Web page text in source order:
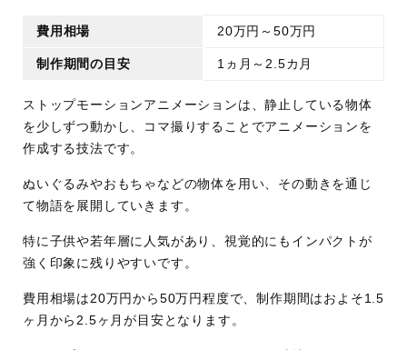
費用相場 20万円～50万円
制作期間の目安 1ヵ月～2.5カ月
ストップモーションアニメーションは、静止している物体
を少しずつ動かし、コマ撮りすることでアニメーションを
作成する技法です。
ぬいぐるみやおもちゃなどの物体を用い、その動きを通じ
て物語を展開していきます。
特に子供や若年層に人気があり、視覚的にもインパクトが
強く印象に残りやすいです。
費用相場は20万円から50万円程度で、制作期間はおよそ1.5
ヶ月から2.5ヶ月が目安となります。